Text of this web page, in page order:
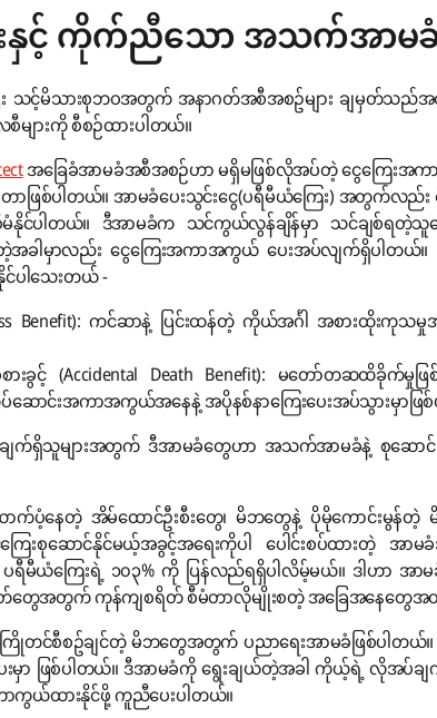
င့် ကိုက်ညီသော အသက်အာမခံ
း သင့်မိသားစုဘဝအတွက် အနာဂတ်အစီအစဥ်များ ချမှတ်
ျားကို စီစဉ်ထားပါတယ်။
အခြေခံအာမခံအစီအစဉ်ဟာ မရှိမဖြစ်လိုအပ်တဲ့ ငွေကြ
စ်ပါတယ်။ အာမခံပေးသွင်းငွေ(ပရီမီယံကြေး) အတွက်လည်း
တယ်။ ဒီအာမခံက သင်ကွယ်လွန်ချိန်မှာ သင်ချစ်ရတဲ့သူတွ
အခါမှာလည်း ငွေကြေးအကာအကွယ် ပေးအပ်လျက်ရှိပါတယ်။
ပါသေးတယ် -
Benefit): ကင်ဆာနဲ့ ပြင်းထန်တဲ့ ကိုယ်အင်္ဂါ အစားထိုးကုသ
ခွင့် (Accidental Death Benefit): မတော်တဆထိခိုက်
ောင်းအကာအကွယ်အနေနဲ့ အပိုနစ်နာကြေးပေးအပ်သွားမှာဖြ
က်ရှိသူများအတွက် ဒီအာမခံတွေဟာ အသက်အာမခံနဲ့ စုဆောင်
ပံ့နေတဲ့ အိမ်ထောင်ဦးစီးတွေ၊ မိဘတွေနဲ့ ပိုမိုကောင်းမွန်
းစုဆောင်နိုင်မယ့်အခွင့်အရေးကိုပါ ပေါင်းစပ်ထားတဲ့ အာ
ပရီမီယံကြေးရဲ့ ၁၀၃% ကို ပြန်လည်ရရှိပါလိမ့်မယ်။ ဒါဟာ
တွေအတွက် ကုန်ကျစရိတ် စီမံတာလိုမျိုးစတဲ့ အခြေအနေတွေ
တင်စီစဥ်ချင်တဲ့ မိဘတွေအတွက် ပညာရေးအာမခံဖြစ်ပါတယ်
မှာ ဖြစ်ပါတယ်။ ဒီအာမခံကို ရွေးချယ်တဲ့အခါ ကိုယ့်ရဲ့ လိုအ
ကွယ်ထားနိုင်ဖို့ ကူညီပေးပါတယ်။